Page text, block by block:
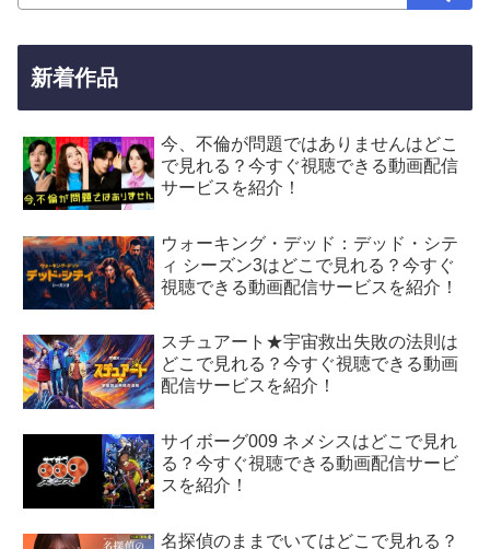
新着作品
今、不倫が問題ではありませんはどこ
で見れる？今すぐ視聴できる動画配信
サービスを紹介！
ウォーキング・デッド：デッド・シテ
ィ シーズン3はどこで見れる？今すぐ
視聴できる動画配信サービスを紹介！
スチュアート★宇宙救出失敗の法則は
どこで見れる？今すぐ視聴できる動画
配信サービスを紹介！
サイボーグ009 ネメシスはどこで見れ
る？今すぐ視聴できる動画配信サービ
スを紹介！
名探偵のままでいてはどこで見れる？